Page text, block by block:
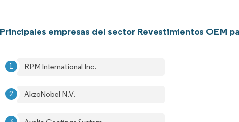
Principales empresas del sector Revestimientos OEM
RPM International Inc.
AkzoNobel N.V.